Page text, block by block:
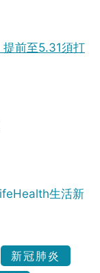
提前至5.31須打
生活新
新冠肺炎